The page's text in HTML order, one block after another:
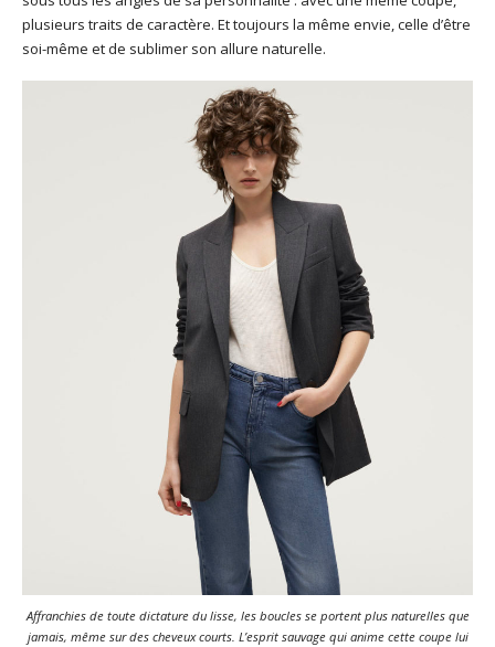
plusieurs traits de caractère. Et toujours la même envie, celle d’être
soi-même et de sublimer son allure naturelle.
Affranchies de toute dictature du lisse, les boucles se portent plus naturelles que
jamais, même sur des cheveux courts. L’esprit sauvage qui anime cette coupe lui